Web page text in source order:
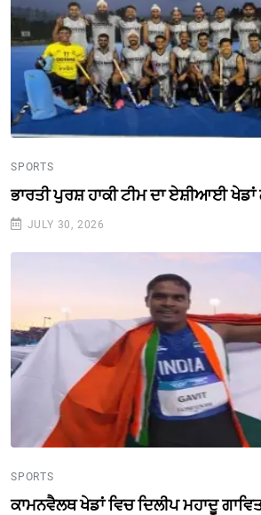
SPORTS
ਭਾਰਤੀ ਪੁਰਸ਼ ਹਾਕੀ ਟੀਮ ਦਾ ਏਸ਼ੀਆਈ
JULY 30, 2026
SPORTS
ਕਾਮਨਵੈਲਥ ਖੇਡਾਂ ਵਿਚ ਦਿਲੀਪ ਮਹਾਦੂ